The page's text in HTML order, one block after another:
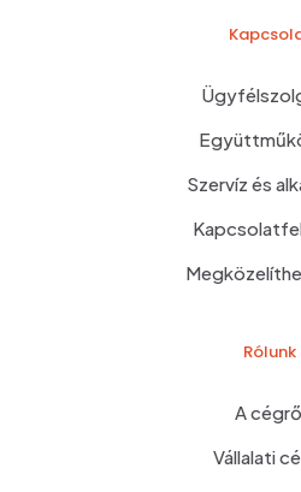
Szervíz és
Rólunk
A
Vállalati